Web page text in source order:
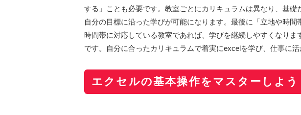
する」ことも必要です。教室ごとにカリキュラムは異なり、基
自分の目標に沿った学びが可能になります。最後に「立地や時
時間帯に対応している教室であれば、学びを継続しやすくなりま
です。自分に合ったカリキュラムで着実にexcelを学び、仕事に
エクセルの基本操作をマスターしよう